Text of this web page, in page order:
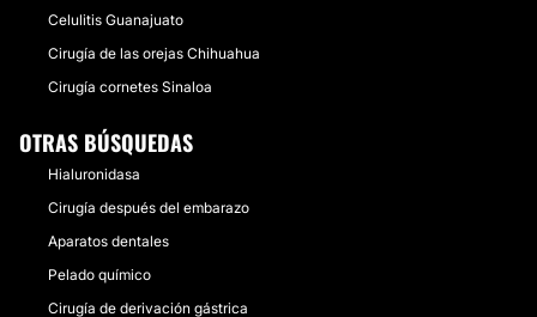
Celulitis Guanajuato
Cirugía de las orejas Chihuahua
Cirugía cornetes Sinaloa
OTRAS BÚSQUEDAS
Hialuronidasa
Cirugía después del embarazo
Aparatos dentales
Pelado químico
Cirugía de derivación gástrica